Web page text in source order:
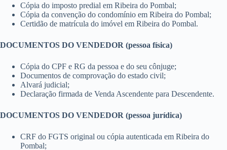
Cópia do imposto predial em Ribeira do Pombal;
Cópia da convenção do condomínio em Ribeira do Pombal;
Certidão de matrícula do imóvel em Ribeira do Pombal.
DOCUMENTOS DO VENDEDOR (pessoa física)
Cópia do CPF e RG da pessoa e do seu cônjuge;
Documentos de comprovação do estado civil;
Alvará judicial;
Declaração firmada de Venda Ascendente para Descendente.
DOCUMENTOS DO VENDEDOR (pessoa jurídica)
CRF do FGTS original ou cópia autenticada em Ribeira do
Pombal;